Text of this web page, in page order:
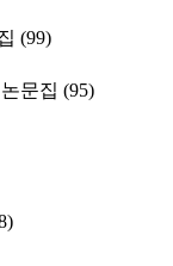
(99)
문집 (95)